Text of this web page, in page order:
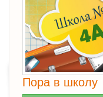
Пора в школу